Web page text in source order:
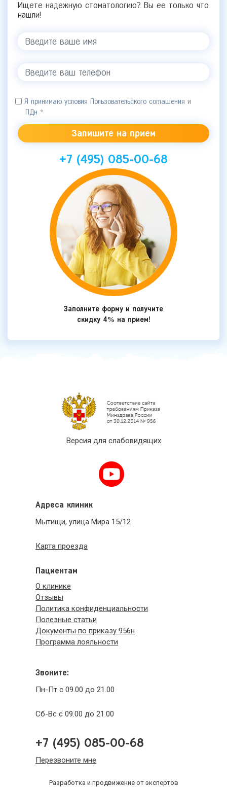
Ищете надежную стоматологию? Вы ее только что
нашли!
Я принимаю условия Пользовательского соглашения и
ПДн *
+7 (495) 085-00-68
Заполните форму и получите
скидку 4% на прием!
Версия для слабовидящих
Адреса клиник
Мытищи, улица Мира 15/12
Карта проезда
Пациентам
О клинике
Отзывы
Политика конфиденциальности
Полезные статьи
Документы по приказу 956н
Программа лояльности
Звоните:
Пн-Пт с 09.00 до 21.00
Сб-Вс с 09.00 до 21.00
+7 (495) 085-00-68
Перезвоните мне
Разработка и продвижение от экспертов